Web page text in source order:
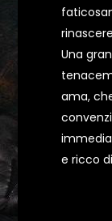
Una
ama,
e ricco